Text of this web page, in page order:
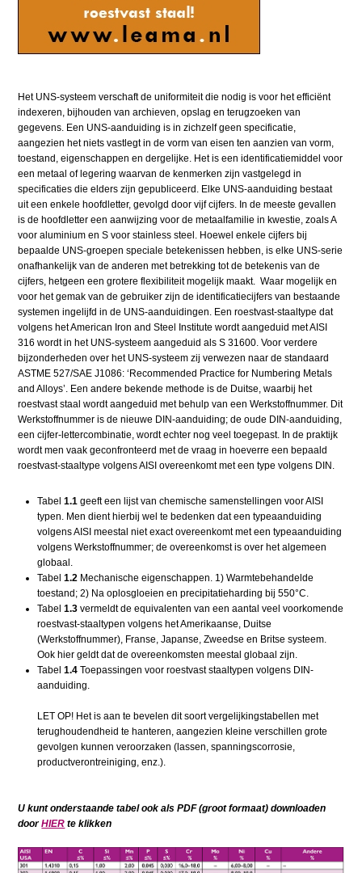
Het UNS-systeem verschaft de uniformiteit die nodig is voor het efficiënt
indexeren, bijhouden van archieven, opslag en terugzoeken van
gegevens. Een UNS-aanduiding is in zichzelf geen specificatie,
aangezien het niets vastlegt in de vorm van eisen ten aanzien van vorm,
toestand, eigenschappen en dergelijke. Het is een identificatiemiddel voor
een metaal of legering waarvan de kenmerken zijn vastgelegd in
specificaties die elders zijn gepubliceerd. Elke UNS-aanduiding bestaat
uit een enkele hoofdletter, gevolgd door vijf cijfers. In de meeste gevallen
is de hoofdletter een aanwijzing voor de metaalfamilie in kwestie, zoals A
voor aluminium en S voor stainless steel. Hoewel enkele cijfers bij
bepaalde UNS-groepen speciale betekenissen hebben, is elke UNS-serie
onafhankelijk van de anderen met betrekking tot de betekenis van de
cijfers, hetgeen een grotere flexibiliteit mogelijk maakt. Waar mogelijk en
voor het gemak van de gebruiker zijn de identificatiecijfers van bestaande
systemen ingelijfd in de UNS-aanduidingen. Een roestvast-staaltype dat
volgens het American Iron and Steel Institute wordt aangeduid met AISI
316 wordt in het UNS-systeem aangeduid als S 31600. Voor verdere
bijzonderheden over het UNS-systeem zij verwezen naar de standaard
ASTME 527/SAE J1086: ‘Recommended Practice for Numbering Metals
and Alloys’. Een andere bekende methode is de Duitse, waarbij het
roestvast staal wordt aangeduid met behulp van een Werkstoffnummer. Dit
Werkstoffnummer is de nieuwe DIN-aanduiding; de oude DIN-aanduiding,
een cijfer-lettercombinatie, wordt echter nog veel toegepast. In de praktijk
wordt men vaak geconfronteerd met de vraag in hoeverre een bepaald
roestvast-staaltype volgens AISI overeenkomt met een type volgens DIN.
Tabel1.1 geeft een lijst van chemische samenstellingen voor AISI
typen. Men dient hierbij wel te bedenken dat een typeaanduiding
volgens AISI meestal niet exact overeenkomt met een typeaanduiding
volgens Werkstoffnummer; de overeenkomst is over het algemeen
globaal.
Tabel1.2 Mechanische eigenschappen. 1) Warmtebehandelde
toestand; 2) Na oplosgloeien en precipitatieharding bij 550°C.
Tabel1.3 vermeldt de equivalenten van een aantal veel voorkomende
roestvast-staaltypen volgens het Amerikaanse, Duitse
(Werkstoffnummer), Franse, Japanse, Zweedse en Britse systeem.
Ook hier geldt dat de overeenkomsten meestal globaal zijn.
Tabel1.4 Toepassingen voor roestvast staaltypen volgens DIN-
aanduiding.
LET OP! Het is aan te bevelen dit soort vergelijkingstabellen met
terughoudendheid te hanteren, aangezien kleine verschillen grote
gevolgen kunnen veroorzaken (lassen, spanningscorrosie,
productverontreiniging, enz.).
U kunt onderstaande tabel ook als PDF (groot formaat) downloaden
doorHIER te klikken